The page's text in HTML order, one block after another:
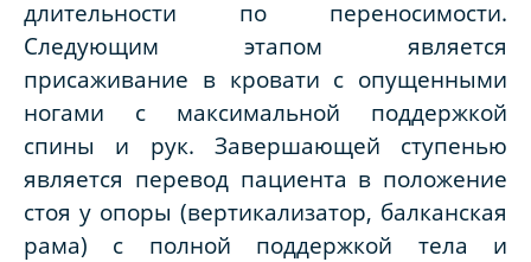
длительности по переносимости.
Следующим этапом является
присаживание в кровати с опущенными
ногами с максимальной поддержкой
спины и рук. Завершающей ступенью
является перевод пациента в положение
стоя у опоры (вертикализатор, балканская
рама) с полной поддержкой тела и